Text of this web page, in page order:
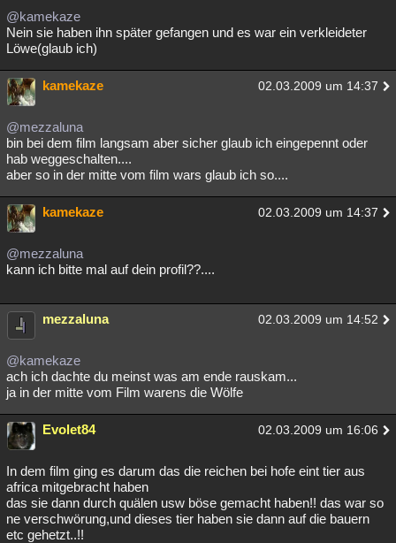
@kamekaze
Nein sie haben ihn später gefangen und es war ein verkleideter
Löwe(glaub ich)
kamekaze 02.03.2009 um 14:37
@mezzaluna
bin bei dem film langsam aber sicher glaub ich eingepennt oder
hab weggeschalten....
aber so in der mitte vom film wars glaub ich so....
kamekaze 02.03.2009 um 14:37
@mezzaluna
kann ich bitte mal auf dein profil??....
mezzaluna 02.03.2009 um 14:52
@kamekaze
ach ich dachte du meinst was am ende rauskam...
ja in der mitte vom Film warens die Wölfe
Evolet84 02.03.2009 um 16:06
In dem film ging es darum das die reichen bei hofe eint tier aus
africa mitgebracht haben
das sie dann durch quälen usw böse gemacht haben!! das war so
ne verschwörung,und dieses tier haben sie dann auf die bauern
etc gehetzt..!!